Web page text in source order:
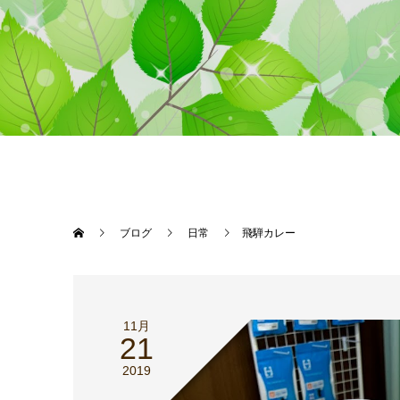
ブログ 日常 飛騨カレー
11月
21
2019